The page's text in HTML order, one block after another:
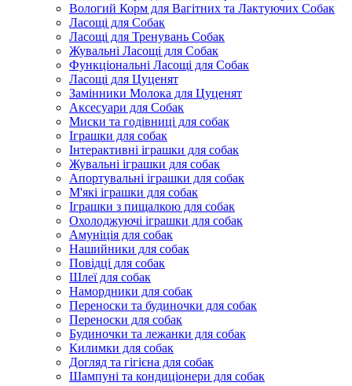
Вологий Корм для Вагітних та Лактуючих Собак
Ласощі для Собак
Ласощі для Тренувань Собак
Жувальні Ласощі для Собак
Функціональні Ласощі для Собак
Ласощі для Цуценят
Замінники Молока для Цуценят
Аксесуари для Собак
Миски та годівниці для собак
Іграшки для собак
Інтерактивні іграшки для собак
Жувальні іграшки для собак
Апортувальні іграшки для собак
М'які іграшки для собак
Іграшки з пищалкою для собак
Охолоджуючі іграшки для собак
Амуніція для собак
Нашийники для собак
Повідці для собак
Шлеї для собак
Намордники для собак
Переноски та будиночки для собак
Переноски для собак
Будиночки та лежанки для собак
Килимки для собак
Догляд та гігієна для собак
Шампуні та кондиціонери для собак